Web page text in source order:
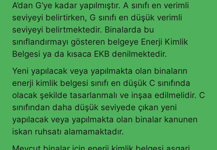
A’dan G’ye kadar yapılmıştır. A sınıfı en verimli
seviyeyi belirtirken, G sınıfı en düşük verimli
seviyeyi belirtmektedir. Binalarda bu
sınıflandırmayı gösteren belgeye Enerji Kimlik
Belgesi ya da kısaca EKB denilmektedir.
Yeni yapılacak veya yapılmakta olan binaların
enerji kimlik belgesi sınıfı en düşük C sınıfında
olacak şekilde tasarlanmalı ve inşaa edilmelidir. C
sınıfından daha düşük seviyede çıkan yeni
yapılacak veya yapılmakta olan binalar kanunen
iskan ruhsatı alamamaktadır.